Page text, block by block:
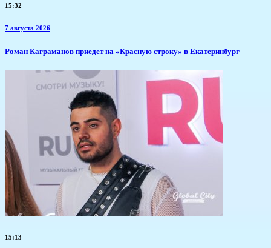
15:32
7 августа 2026
​Роман Каграманов приедет на «Красную строку» в Екатеринбург
15:13